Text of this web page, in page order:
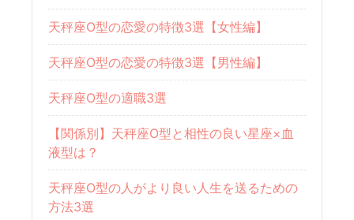
天秤座O型の恋愛の特徴3選【女性編】
天秤座O型の恋愛の特徴3選【男性編】
天秤座O型の適職3選
【関係別】天秤座O型と相性の良い星座×血
液型は？
天秤座O型の人がより良い人生を送るための
方法3選